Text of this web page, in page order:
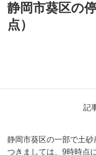
静岡市葵区の
点）
記
静岡市葵区の一部で土
つきましては、9時時点